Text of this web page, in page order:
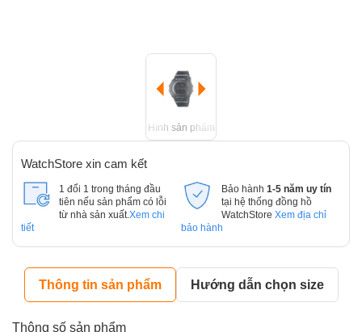
Hình sản phẩm
WatchStore xin cam kết
1 đổi 1 trong tháng đầu
tiên nếu sản phẩm có lỗi
từ nhà sản xuất. Xem chi
tiết
Bảo hành 1-5 năm uy tín
tại hệ thống đồng hồ
WatchStore Xem địa chỉ
bảo hành
Thông tin sản phẩm Hướng dẫn chọn size
Thông số sản phẩm